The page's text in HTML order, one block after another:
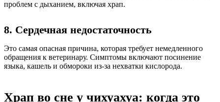
проблем с дыханием, включая храп.
8. Сердечная недостаточность
Это самая опасная причина, которая требует немедленного
обращения к ветеринару. Симптомы включают посинение
языка, кашель и обмороки из-за нехватки кислорода.
Храп во сне у чихуахуа: когда это